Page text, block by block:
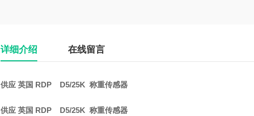
详细介绍 在线留言
供应 英国 RDP D5/25K 称重传感器
供应 英国 RDP D5/25K 称重传感器